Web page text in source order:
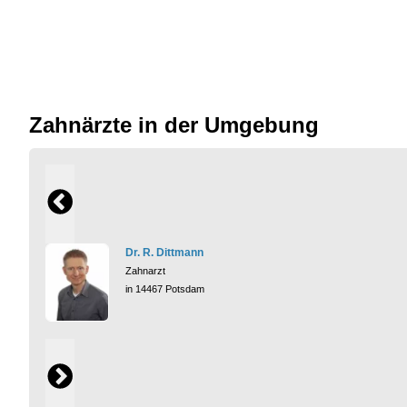
Zahnärzte in der Umgebung
Dr. R. Dittmann
Zahnarzt
in 14467 Potsdam